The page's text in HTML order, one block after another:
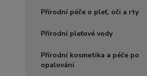
Přírodní péče o pleť, oči a rty
Přírodní pleťové vody
Přírodní kosmetika a péče po
opalování